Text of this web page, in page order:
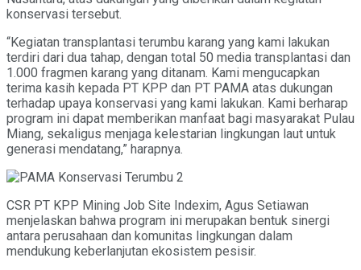
konservasi tersebut.
“Kegiatan transplantasi terumbu karang yang kami lakukan
terdiri dari dua tahap, dengan total 50 media transplantasi dan
1.000 fragmen karang yang ditanam. Kami mengucapkan
terima kasih kepada PT KPP dan PT PAMA atas dukungan
terhadap upaya konservasi yang kami lakukan. Kami berharap
program ini dapat memberikan manfaat bagi masyarakat Pulau
Miang, sekaligus menjaga kelestarian lingkungan laut untuk
generasi mendatang,” harapnya.
CSR PT KPP Mining Job Site Indexim, Agus Setiawan
menjelaskan bahwa program ini merupakan bentuk sinergi
antara perusahaan dan komunitas lingkungan dalam
mendukung keberlanjutan ekosistem pesisir.